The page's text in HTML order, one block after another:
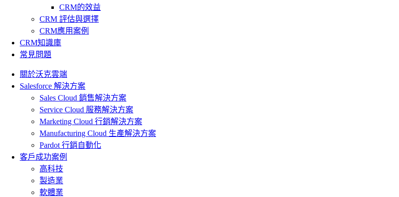
CRM的效益
CRM 評估與選擇
CRM應用案例
CRM知識庫
常見問題
關於沃克雲端
Salesforce 解決方案
Sales Cloud 銷售解決方案
Service Cloud 服務解決方案
Marketing Cloud 行銷解決方案
Manufacturing Cloud 生產解決方案
Pardot 行銷自動化
客戶成功案例
高科技
製造業
軟體業